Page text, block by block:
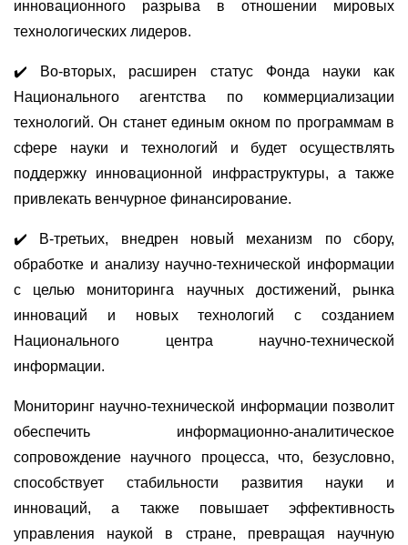
инновационного разрыва в отношении мировых
технологических лидеров.
✔ Во-вторых, расширен статус Фонда науки как
Национального агентства по коммерциализации
технологий. Он станет единым окном по программам в
сфере науки и технологий и будет осуществлять
поддержку инновационной инфраструктуры, а также
привлекать венчурное финансирование.
✔ В-третьих, внедрен новый механизм по сбору,
обработке и анализу научно-технической информации
с целью мониторинга научных достижений, рынка
инноваций и новых технологий с созданием
Национального центра научно-технической
информации.
Мониторинг научно-технической информации позволит
обеспечить информационно-аналитическое
сопровождение научного процесса, что, безусловно,
способствует стабильности развития науки и
инноваций, а также повышает эффективность
управления наукой в стране, превращая научную